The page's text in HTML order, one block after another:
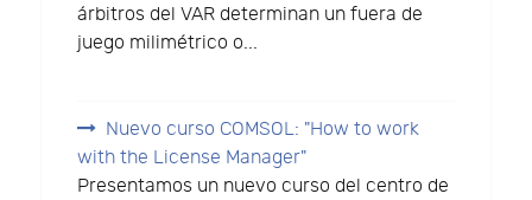
árbitros del VAR determinan un fuera de
juego milimétrico o...
Nuevo curso COMSOL: "How to work
with the License Manager"
Presentamos un nuevo curso del centro de